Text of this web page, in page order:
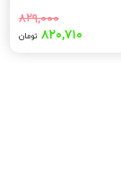
۸۲۹,۰۰۰
قیمت
۸۲۰,۷۱۰ تومان